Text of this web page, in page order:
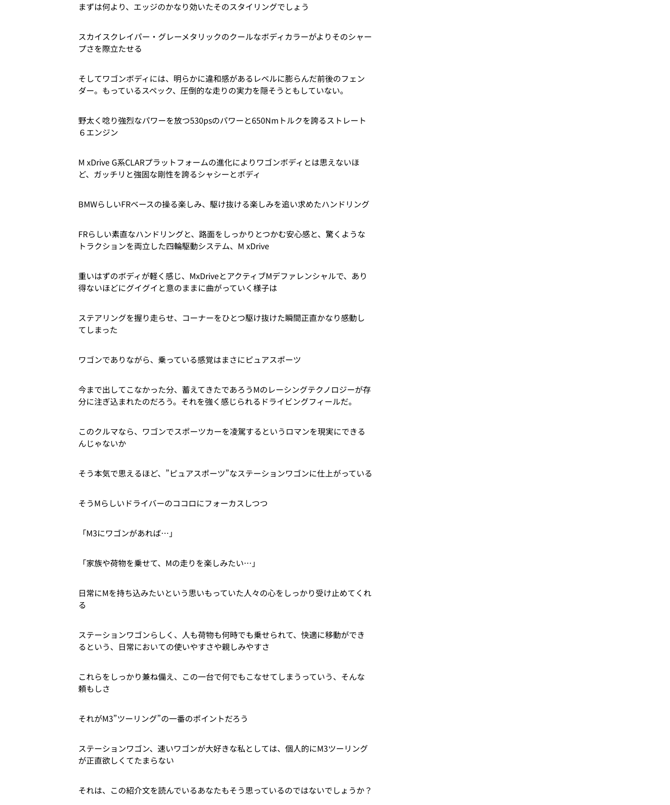
まずは何より、エッジのかなり効いたそのスタイリングでしょう
スカイスクレイパー・グレーメタリックのクールなボディカラーがよりそのシャー
プさを際立たせる
そしてワゴンボディには、明らかに違和感があるレベルに膨らんだ前後のフェン
ダー。もっているスペック、圧倒的な走りの実力を隠そうともしていない。
野太く唸り強烈なパワーを放つ530psのパワーと650Nmトルクを誇るストレート
６エンジン
M xDrive G系CLARプラットフォームの進化によりワゴンボディとは思えないほ
ど、ガッチリと強固な剛性を誇るシャシーとボディ
BMWらしいFRベースの操る楽しみ、駆け抜ける楽しみを追い求めたハンドリング
FRらしい素直なハンドリングと、路面をしっかりとつかむ安心感と、驚くような
トラクションを両立した四輪駆動システム、M xDrive
重いはずのボディが軽く感じ、MxDriveとアクティブMデファレンシャルで、あり
得ないほどにグイグイと意のままに曲がっていく様子は
ステアリングを握り走らせ、コーナーをひとつ駆け抜けた瞬間正直かなり感動し
てしまった
ワゴンでありながら、乗っている感覚はまさにピュアスポーツ
今まで出してこなかった分、蓄えてきたであろうMのレーシングテクノロジーが存
分に注ぎ込まれたのだろう。それを強く感じられるドライビングフィールだ。
このクルマなら、ワゴンでスポーツカーを凌駕するというロマンを現実にできる
んじゃないか
そう本気で思えるほど、”ピュアスポーツ”なステーションワゴンに仕上がっている
そうMらしいドライバーのココロにフォーカスしつつ
「M3にワゴンがあれば…」
「家族や荷物を乗せて、Mの走りを楽しみたい…」
日常にMを持ち込みたいという思いもっていた人々の心をしっかり受け止めてくれ
る
ステーションワゴンらしく、人も荷物も何時でも乗せられて、快適に移動ができ
るという、日常においての使いやすさや親しみやすさ
これらをしっかり兼ね備え、この一台で何でもこなせてしまうっていう、そんな
頼もしさ
それがM3”ツーリング”の一番のポイントだろう
ステーションワゴン、速いワゴンが大好きな私としては、個人的にM3ツーリング
が正直欲しくてたまらない
それは、この紹介文を読んでいるあなたもそう思っているのではないでしょうか？